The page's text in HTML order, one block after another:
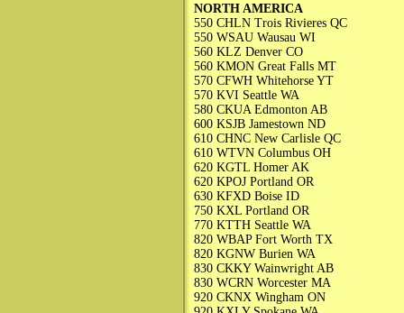
NORTH AMERICA
550 CHLN Trois Rivieres QC
550 WSAU Wausau WI
560 KLZ Denver CO
560 KMON Great Falls MT
570 CFWH Whitehorse YT
570 KVI Seattle WA
580 CKUA Edmonton AB
600 KSJB Jamestown ND
610 CHNC New Carlisle QC
610 WTVN Columbus OH
620 KGTL Homer AK
620 KPOJ Portland OR
630 KFXD Boise ID
750 KXL Portland OR
770 KTTH Seattle WA
820 WBAP Fort Worth TX
820 KGNW Burien WA
830 CKKY Wainwright AB
830 WCRN Worcester MA
920 CKNX Wingham ON